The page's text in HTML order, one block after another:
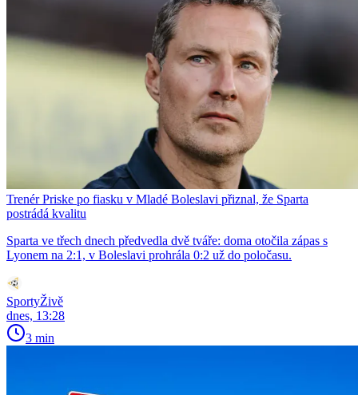
Trenér Priske po fiasku v Mladé Boleslavi přiznal, že Sparta
postrádá kvalitu
Sparta ve třech dnech předvedla dvě tváře: doma otočila zápas s
Lyonem na 2:1, v Boleslavi prohrála 0:2 už do poločasu.
SportyŽivě
dnes, 13:28
3 min